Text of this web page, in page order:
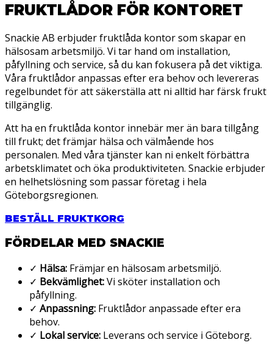
FRUKTLÅDOR FÖR KONTORET
Snackie AB erbjuder fruktlåda kontor som skapar en
hälsosam arbetsmiljö. Vi tar hand om installation,
påfyllning och service, så du kan fokusera på det viktiga.
Våra fruktlådor anpassas efter era behov och levereras
regelbundet för att säkerställa att ni alltid har färsk frukt
tillgänglig.
Att ha en fruktlåda kontor innebär mer än bara tillgång
till frukt; det främjar hälsa och välmående hos
personalen. Med våra tjänster kan ni enkelt förbättra
arbetsklimatet och öka produktiviteten. Snackie erbjuder
en helhetslösning som passar företag i hela
Göteborgsregionen.
BESTÄLL FRUKTKORG
FÖRDELAR MED SNACKIE
✓ Hälsa: Främjar en hälsosam arbetsmiljö.
✓ Bekvämlighet:Vi sköter installation och
påfyllning.
✓ Anpassning: Fruktlådor anpassade efter era
behov.
✓ Lokal service: Leverans och service i Göteborg.